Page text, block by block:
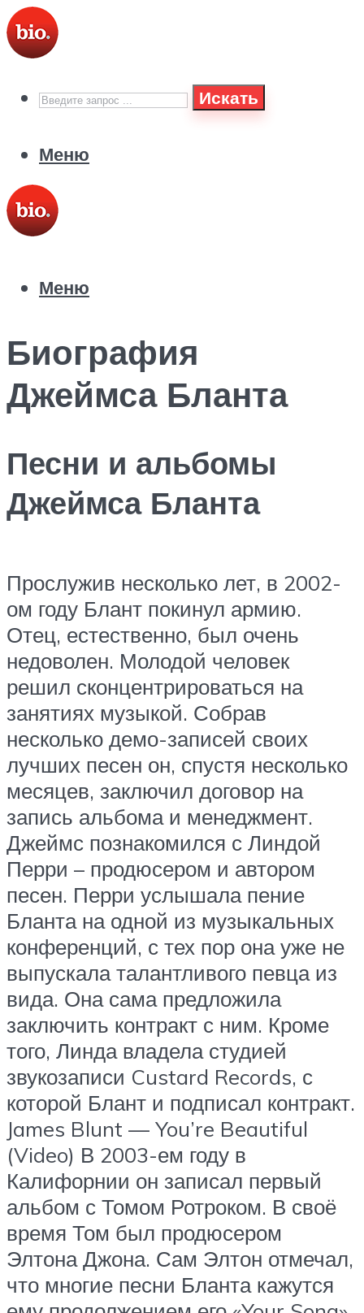
Искать
Меню
Меню
Биография
Джеймса Бланта
Песни и альбомы
Джеймса Бланта
Прослужив несколько лет, в 2002-
ом году Блант покинул армию.
Отец, естественно, был очень
недоволен. Молодой человек
решил сконцентрироваться на
занятиях музыкой. Собрав
несколько демо-записей своих
лучших песен он, спустя несколько
месяцев, заключил договор на
запись альбома и менеджмент.
Джеймс познакомился с Линдой
Перри – продюсером и автором
песен. Перри услышала пение
Бланта на одной из музыкальных
конференций, с тех пор она уже не
выпускала талантливого певца из
вида. Она сама предложила
заключить контракт с ним. Кроме
того, Линда владела студией
звукозаписи Custard Records, с
которой Блант и подписал контракт.
James Blunt — You’re Beautiful
(Video) В 2003-ем году в
Калифорнии он записал первый
альбом с Томом Ротроком. В своё
время Том был продюсером
Элтона Джона. Сам Элтон отмечал,
что многие песни Бланта кажутся